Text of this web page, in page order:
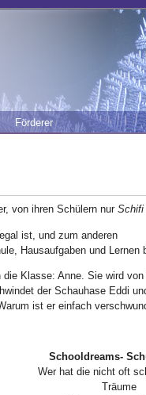
Förderer
von ihren Schülern nur Schifi
ist, und zum anderen
Hausaufgaben und Lernen
Klasse: Anne. Sie wird
der Schauhase Eddi
ist er einfach
Schooldreams-
Wer hat die nicht oft
Träume